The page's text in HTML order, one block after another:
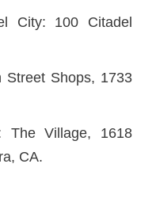
City: 100 Citadel
Shops, 1733
The Village, 1618
CA.